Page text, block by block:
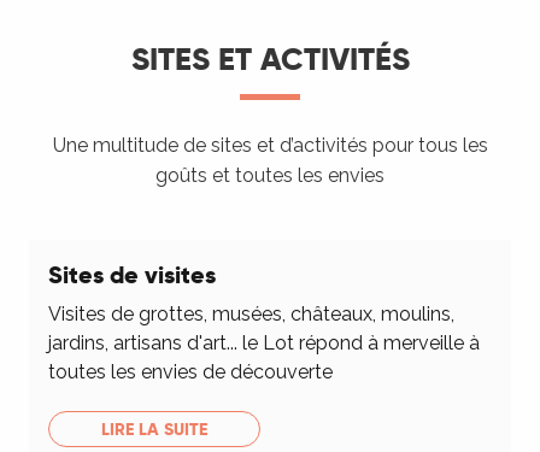
SITES ET ACTIVITÉS
Une multitude de sites et d’activités pour tous les
goûts et toutes les envies
Sites de visites
Visites de grottes, musées, châteaux, moulins,
jardins, artisans d'art... le Lot répond à merveille à
toutes les envies de découverte
LIRE LA SUITE